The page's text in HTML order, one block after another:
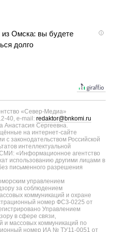
i
из Омска: вы будете
долго
«Север-Медиа»
40, e-mail: redaktor@bnkomi.ru
Анастасия Сергеевна.
на интернет-сайте
с законодательством Российской
интеллектуальной
«Информационное агентство
использованию другими лицами в
письменного разрешения
управлением
за соблюдением
коммуникаций и охране
номер ФС3-0225 от
Управлением
в сфере связи,
и массовых коммуникаций по
номер ИА № ТУ11-0051 от